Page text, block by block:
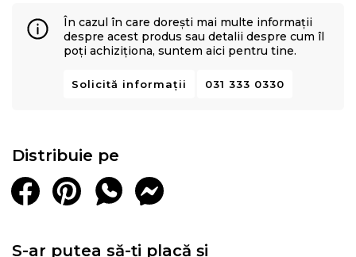
În cazul în care dorești mai multe informații
despre acest produs sau detalii despre cum îl
poți achiziționa, suntem aici pentru tine.
Solicită informații 031 333 0330
Distribuie pe
S-ar putea să-ți placă și